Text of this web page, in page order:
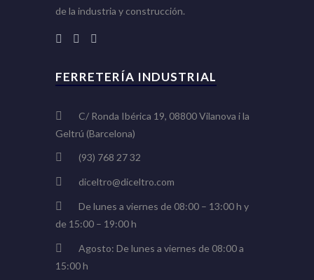
de la industria y construcción.
FERRETERÍA INDUSTRIAL
C/ Ronda Ibérica 19, 08800 Vilanova i la
Geltrú (Barcelona)
(93) 768 27 32
diceltro@diceltro.com
De lunes a viernes de 08:00 – 13:00 h y
de 15:00 – 19:00 h
Agosto: De lunes a viernes de 08:00 a
15:00 h